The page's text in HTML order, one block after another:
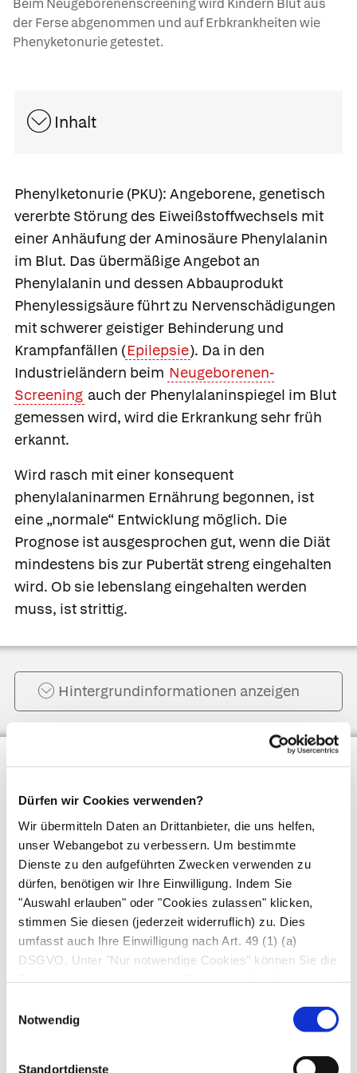
Dürfen wir Cookies verwenden?
Wir übermitteln Daten an Drittanbieter, die uns helfen,
unser Webangebot zu verbessern. Um bestimmte
Dienste zu den aufgeführten Zwecken verwenden zu
dürfen, benötigen wir Ihre Einwilligung. Indem Sie
"Auswahl erlauben" oder "Cookies zulassen" klicken,
stimmen Sie diesen (jederzeit widerruflich) zu. Dies
umfasst auch Ihre Einwilligung nach Art. 49 (1) (a)
DSGVO. Unter "Nur notwendige Cookies" können Sie die
Notwendig
Standortdienste
der Ferse abgenommen und auf Erbkrankheiten wie
Phenyketonurie getestet.
Inhalt
Phenylketonurie (PKU): Angeborene, genetisch
vererbte Störung des Eiweißstoffwechsels mit
einer Anhäufung der Aminosäure Phenylalanin
im Blut. Das übermäßige Angebot an
Phenylalanin und dessen Abbauprodukt
Phenylessigsäure führt zu Nervenschädigungen
mit schwerer geistiger Behinderung und
Krampfanfällen (Epilepsie). Da in den
Industrieländern beim Neugeborenen-
Screening auch der Phenylalaninspiegel im Blut
gemessen wird, wird die Erkrankung sehr früh
erkannt.
Wird rasch mit einer konsequent
phenylalaninarmen Ernährung begonnen, ist
eine „normale“ Entwicklung möglich. Die
Prognose ist ausgesprochen gut, wenn die Diät
mindestens bis zur Pubertät streng eingehalten
wird. Ob sie lebenslang eingehalten werden
muss, ist strittig.
Hintergrund­informationen anzeigen
Autor*innen
herausgegeben von Dr. med. Arne Schäffler. Trias,
Stuttgart, 3. Auflage (2014). Überarbeitung und
Aktualisierung: Dr. med. Sonja Kempinski | zuletzt
geändert am03.04.2025um 17:43 Uhr
und von